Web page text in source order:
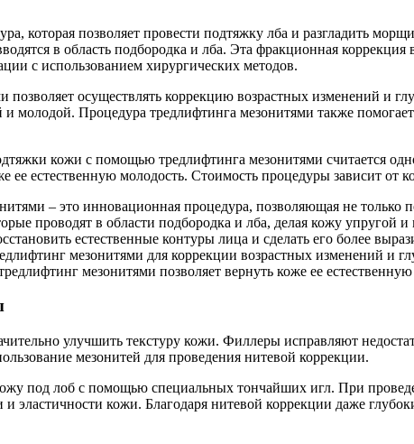
которая позволяет провести подтяжку лба и разгладить
в область подбородка и лба. Эта фракционная
с использованием хирургических методов.
осуществлять коррекцию возрастных изменений и
и молодой. Процедура тредлифтинга мезонитями также
кожи с помощью тредлифтинга мезонитями считается
естественную молодость. Стоимость процедуры зависит от
– это инновационная процедура, позволяющая не только
проводят в области подбородка и лба, делая кожу упругой и
естественные контуры лица и сделать его более
мезонитями для коррекции возрастных изменений и
мезонитями позволяет вернуть коже ее
улучшить текстуру кожи. Филлеры исправляют
мезонитей для проведения нитевой коррекции.
под лоб с помощью специальных тончайших игл. При
кожи. Благодаря нитевой коррекции даже